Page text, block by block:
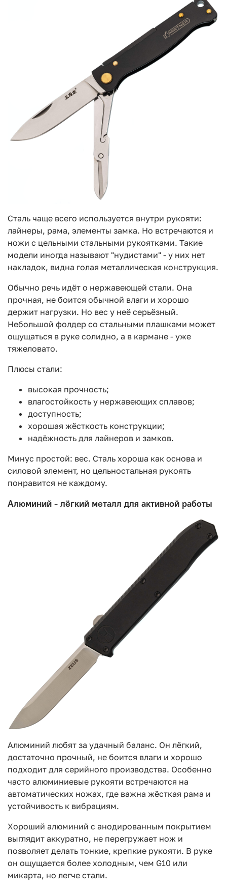
Сталь чаще всего используется внутри рукояти:
лайнеры, рама, элементы замка. Но встречаются и
ножи с цельными стальными рукоятками. Такие
модели иногда называют "нудистами" - у них нет
накладок, видна голая металлическая конструкция.
Обычно речь идёт о нержавеющей стали. Она
прочная, не боится обычной влаги и хорошо
держит нагрузки. Но вес у неё серьёзный.
Небольшой фолдер со стальными плашками может
ощущаться в руке солидно, а в кармане - уже
тяжеловато.
Плюсы стали:
высокая прочность;
влагостойкость у нержавеющих сплавов;
доступность;
хорошая жёсткость конструкции;
надёжность для лайнеров и замков.
Минус простой: вес. Сталь хороша как основа и
силовой элемент, но цельностальная рукоять
понравится не каждому.
Алюминий - лёгкий металл для активной работы
Алюминий любят за удачный баланс. Он лёгкий,
достаточно прочный, не боится влаги и хорошо
подходит для серийного производства. Особенно
часто алюминиевые рукояти встречаются на
автоматических ножах, где важна жёсткая рама и
устойчивость к вибрациям.
Хороший алюминий с анодированным покрытием
выглядит аккуратно, не перегружает нож и
позволяет делать тонкие, крепкие рукояти. В руке
он ощущается более холодным, чем G10 или
микарта, но легче стали.